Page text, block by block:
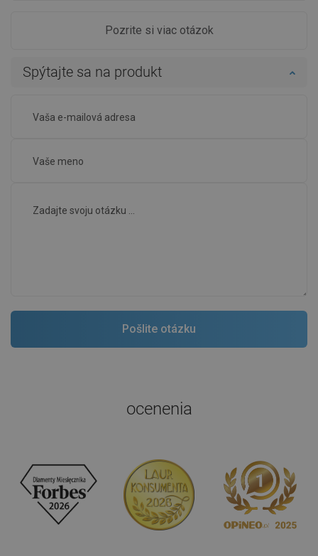
Pozrite si viac otázok
Spýtajte sa na produkt
ocenenia